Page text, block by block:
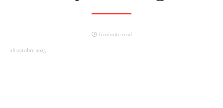
6 minute read
28 octobre 2025